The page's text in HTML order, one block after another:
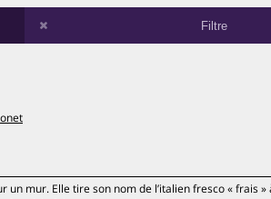
mur. Elle tire son nom de l’italien fresco « frais »